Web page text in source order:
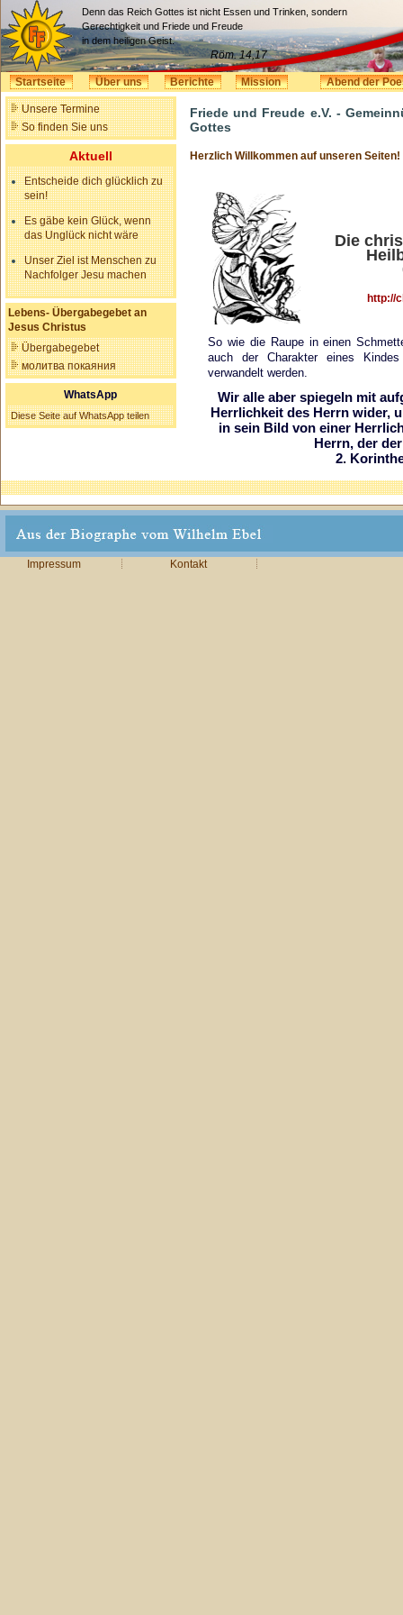
Denn das Reich Gottes ist nicht Essen und Trinken, sondern
Gerechtigkeit und Friede und Freude
in dem heiligen Geist.
Röm. 14,17
Startseite Über uns Berichte Mission Abend der
Unsere Termine
So finden Sie uns
Aktuell
Entscheide dich glücklich zu
sein!
Es gäbe kein Glück, wenn
das Unglück nicht wäre
Unser Ziel ist Menschen zu
Nachfolger Jesu machen
Lebens- Übergabegebet an
Jesus Christus
Übergabegebet
молитва покаяния
WhatsApp
Diese Seite auf WhatsApp teilen
Friede und Freude e.V. -
Gottes
Herzlich Willkommen auf unseren Seiten!
Die
http://
So wie die Raupe in einen
auch der Charakter eines
verwandelt werden.
Wir alle aber spiegeln mit
Herrlichkeit des Herrn wider,
in sein Bild von einer
Herrn, der
2.
Impressum Kontakt